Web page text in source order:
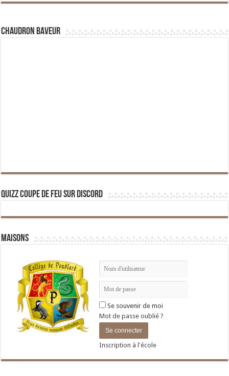
Chaudron Baveur
Quizz Coupe de Feu sur Discord
Maisons
Se souvenir de moi
Mot de passe oublié ?
Inscription à l'école